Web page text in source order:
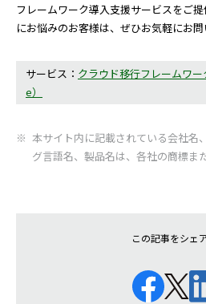
フレームワーク導入支援サービスをご
にお悩みのお客様は、ぜひお気軽にお問
サービス： クラウド移行フレームワ
e）
本サイト内に記載されている会社名
グ言語名、製品名は、各社の商標ま
この記事をシェ